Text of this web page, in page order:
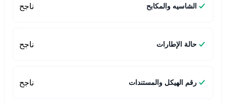
الشاسيه والمكابح ناجح
حالة الإطارات ناجح
رقم الهيكل والمستندات ناجح